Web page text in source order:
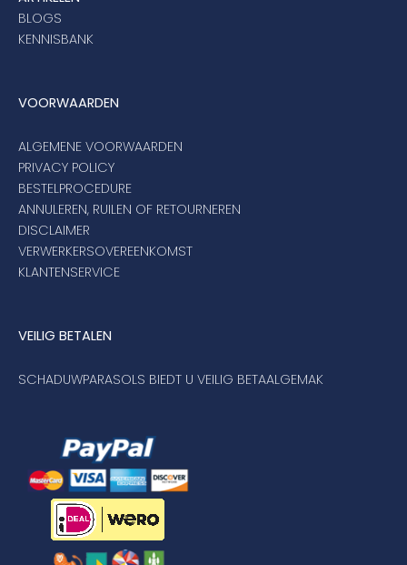
BLOGS
KENNISBANK
VOORWAARDEN
ALGEMENE VOORWAARDEN
PRIVACY POLICY
BESTELPROCEDURE
ANNULEREN, RUILEN OF RETOURNEREN
DISCLAIMER
VERWERKERSOVEREENKOMST
KLANTENSERVICE
VEILIG BETALEN
SCHADUWPARASOLS BIEDT U VEILIG BETAALGEMAK